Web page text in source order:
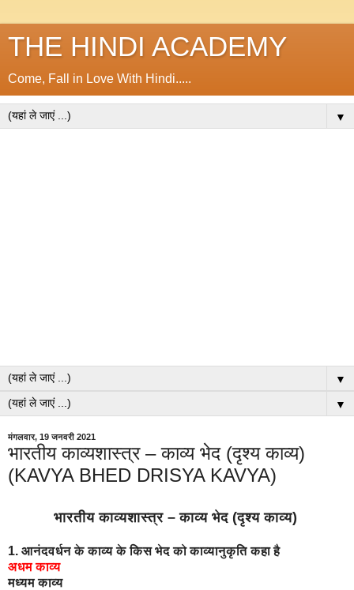
THE HINDI ACADEMY
Come, Fall in Love With Hindi.....
▼
▼
▼
मंगलवार, 19 जनवरी 2021
भारतीय काव्यशास्त्र – काव्य भेद (दृश्य काव्य)
(KAVYA BHED DRISYA KAVYA)
भारतीय काव्यशास्त्र – काव्य भेद (दृश्य काव्य)
1. आनंदवर्धन के काव्य के किस भेद को काव्यानुकृति कहा है
अधम काव्य
मध्यम काव्य